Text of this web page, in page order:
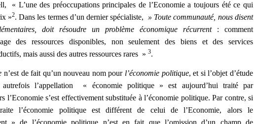
« L’une des préoccupations principales de l’Economie a toujours été ce qui
»2. Dans les termes d’un dernier spécialiste,
» Toute communauté, nous disent
doit résoudre un problème économique récurrent: comment
des ressources disponibles, non seulement des biens et des services
mais aussi des autres ressources rares » 3.
n’est de fait qu’un nouveau nom pour l’économie politique, et si l’objet d’étude
autrefois l’appellation « économie politique » est aujourd’hui traité par
l’Economie s’est effectivement substituée à l’économie politique. Par contre, si
l’économie politique est différent de celui de l’Economie, alors le
» de l’économie politique n’est en fait que l’omission d’un champ de